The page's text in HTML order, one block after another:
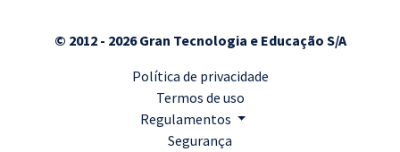
© 2012 - 2026 Gran Tecnologia e Educação S/A
Política de privacidade
Termos de uso
Regulamentos
Segurança